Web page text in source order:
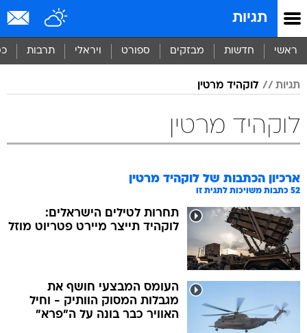
תגיות
ראשי חדשות מבזקים ספורט ויראלי תרבות
תגיות לוקהיד מרטין
לוקהיד מרטין
ארכיון הכתבות של לוקהיד מרטין
52 כתבות משויכות לתגית זו
תחרות לטילים הישראלים:
לוקהיד תייצר מיירט פטריוט מוזל
העומס המבצעי חושף את
מגבלות המסוק הוותיק - וחיל
האוויר כבר בונה על ה"פרא"